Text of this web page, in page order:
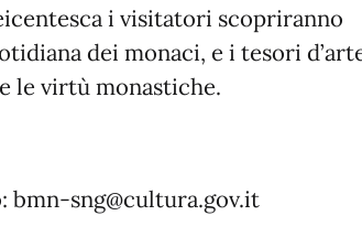
i visitatori scopriranno
dei monaci, e i tesori
le virtù monastiche.
bmn-sng@cultura.gov.it